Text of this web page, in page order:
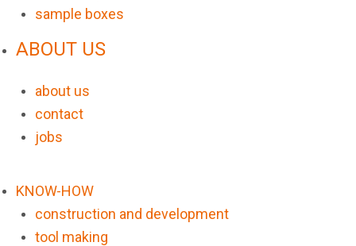
sample boxes
ABOUT US
about us
contact
jobs
KNOW-HOW
construction and development
tool making